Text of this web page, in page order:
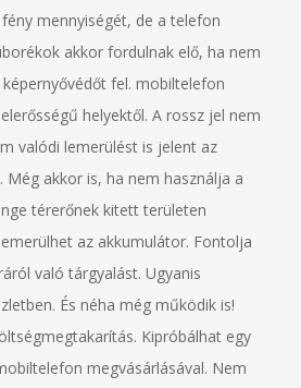
mennyiségét, de a telefon
akkor fordulnak elő, ha nem
fel. mobiltelefon
helyektől. A rossz jel nem
valódi lemerülést is jelent az
Még akkor is, ha nem használja a
térerőnek kitett területen
az akkumulátor. Fontolja
való tárgyalást. Ugyanis
És néha még működik is!
Kipróbálhat egy
megvásárlásával. Nem